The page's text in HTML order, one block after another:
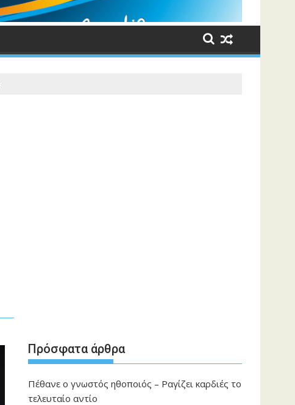
Πρόσφατα άρθρα
Πέθανε ο γνωστός ηθοποιός – Ραγίζει καρδιές το
τελευταίο αντίο